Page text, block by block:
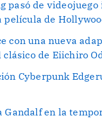
pasó de
de
con una nueva
de Eiichiro
Cyberpunk
Gandalf en la